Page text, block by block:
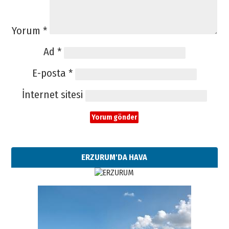
Yorum *
Ad *
E-posta *
İnternet sitesi
ERZURUM'DA HAVA